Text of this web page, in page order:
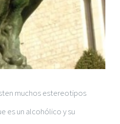
muchos estereotipos
es un alcohólico y su